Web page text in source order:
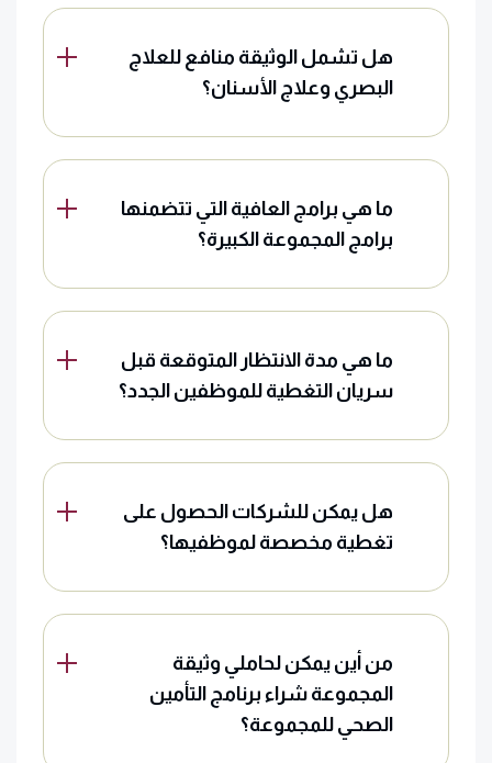
هل تشمل الوثيقة منافع للعلاج
البصري وعلاج الأسنان؟
ما هي برامج العافية التي تتضمنها
برامج المجموعة الكبيرة؟
ما هي مدة الانتظار المتوقعة قبل
سريان التغطية للموظفين الجدد؟
هل يمكن للشركات الحصول على
تغطية مخصصة لموظفيها؟
من أين يمكن لحاملي وثيقة
المجموعة شراء برنامج التأمين
الصحي للمجموعة؟